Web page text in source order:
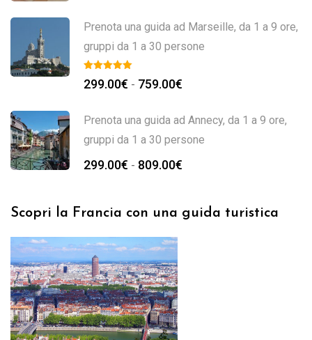
Prenota una guida ad Marseille, da 1 a 9 ore,
gruppi da 1 a 30 persone
299.00€ - 759.00€
Prenota una guida ad Annecy, da 1 a 9 ore,
gruppi da 1 a 30 persone
299.00€ - 809.00€
Scopri la Francia con una guida turistica